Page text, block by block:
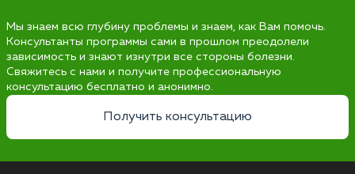
Мы знаем всю глубину проблемы и знаем, как Вам помочь.
Консультанты программы сами в прошлом преодолели
зависимость и знают изнутри все стороны болезни.
Свяжитесь с нами и получите профессиональную
консультацию бесплатно и анонимно.
Получить консультацию